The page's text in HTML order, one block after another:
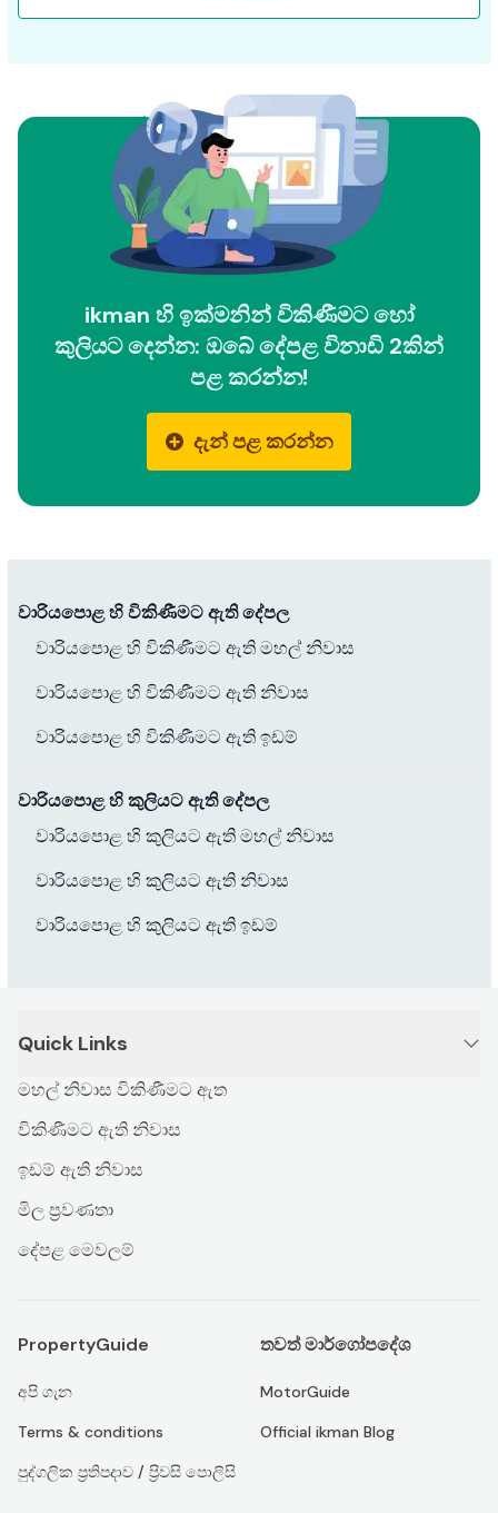
ikman හි ඉක්මනින් විකිණීමට හෝ
කුලියට දෙන්න: ඔබේ දේපළ විනාඩි 2කින්
පළ කරන්න!
දැන් පළ කරන්න
වාරියපොළ හි විකිණීමට ඇති දේපල
වාරියපොළ හි විකිණීමට ඇති මහල් නිවාස
වාරියපොළ හි විකිණීමට ඇති නිවාස
වාරියපොළ හි විකිණීමට ඇති ඉඩම්
වාරියපොළ හි කුලියට ඇති දේපල
වාරියපොළ හි කුලියට ඇති මහල් නිවාස
වාරියපොළ හි කුලියට ඇති නිවාස
වාරියපොළ හි කුලියට ඇති ඉඩම්
Quick Links
මහල් නිවාස විකිණීමට ඇත
විකිණීමට ඇති නිවාස
ඉඩම් ඇති නිවාස
මිල ප්‍රවණතා
දේපළ මෙවලම්
PropertyGuide
අපි ගැන
Terms & conditions
පුද්ගලික ප්‍රතිපදාව / ප්‍රිවසි පොලිසි
තවත් මාර්ගෝපදේශ
MotorGuide
Official ikman Blog